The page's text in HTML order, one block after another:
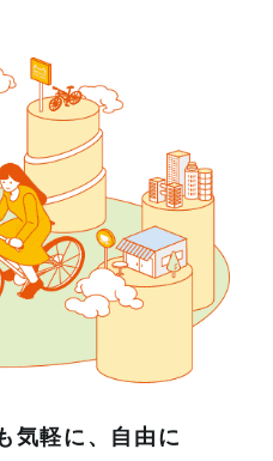
気軽に、自由に